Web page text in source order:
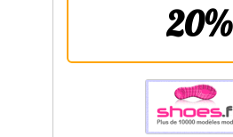
20%